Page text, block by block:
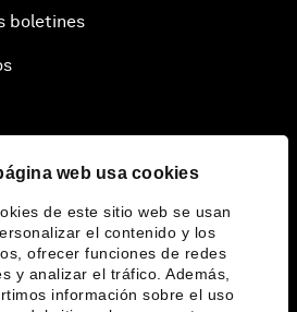
web usa cookies
de este sitio web se usan
el contenido y los
ofrecer funciones de redes
y analizar el tráfico. Además,
información sobre el uso
boletines
idiomas